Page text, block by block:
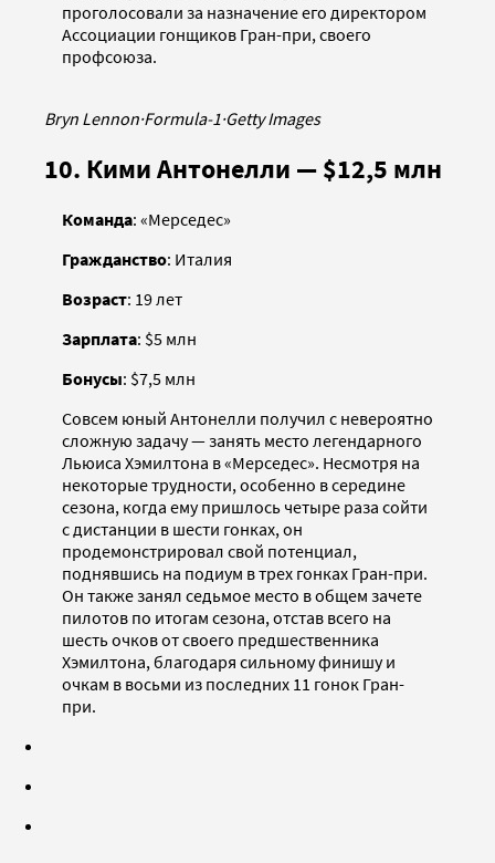
проголосовали за назначение его директором
Ассоциации гонщиков Гран-при, своего
профсоюза.
Bryn Lennon·Formula-1·Getty Images
10. Кими Антонелли — $12,5 млн
Команда: «Мерседес»
Гражданство: Италия
Возраст: 19 лет
Зарплата: $5 млн
Бонусы: $7,5 млн
Совсем юный Антонелли получил с невероятно
сложную задачу — занять место легендарного
Льюиса Хэмилтона в «Мерседес». Несмотря на
некоторые трудности, особенно в середине
сезона, когда ему пришлось четыре раза сойти
с дистанции в шести гонках, он
продемонстрировал свой потенциал,
поднявшись на подиум в трех гонках Гран-при.
Он также занял седьмое место в общем зачете
пилотов по итогам сезона, отстав всего на
шесть очков от своего предшественника
Хэмилтона, благодаря сильному финишу и
очкам в восьми из последних 11 гонок Гран-
при.